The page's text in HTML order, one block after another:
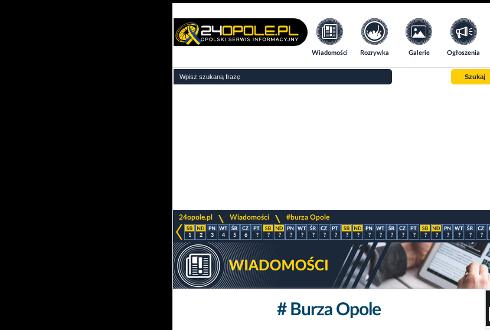
Wiadomości Rozrywka Galerie Ogłoszenia
Szukaj
24opole.pl Wiadomości #burza Opole
1 2 3 4 5 6 ? ? ? ? ? ? ? ? ? ? ? ? ? ? ? ? ? ? ? ? ?
# Burza Opole